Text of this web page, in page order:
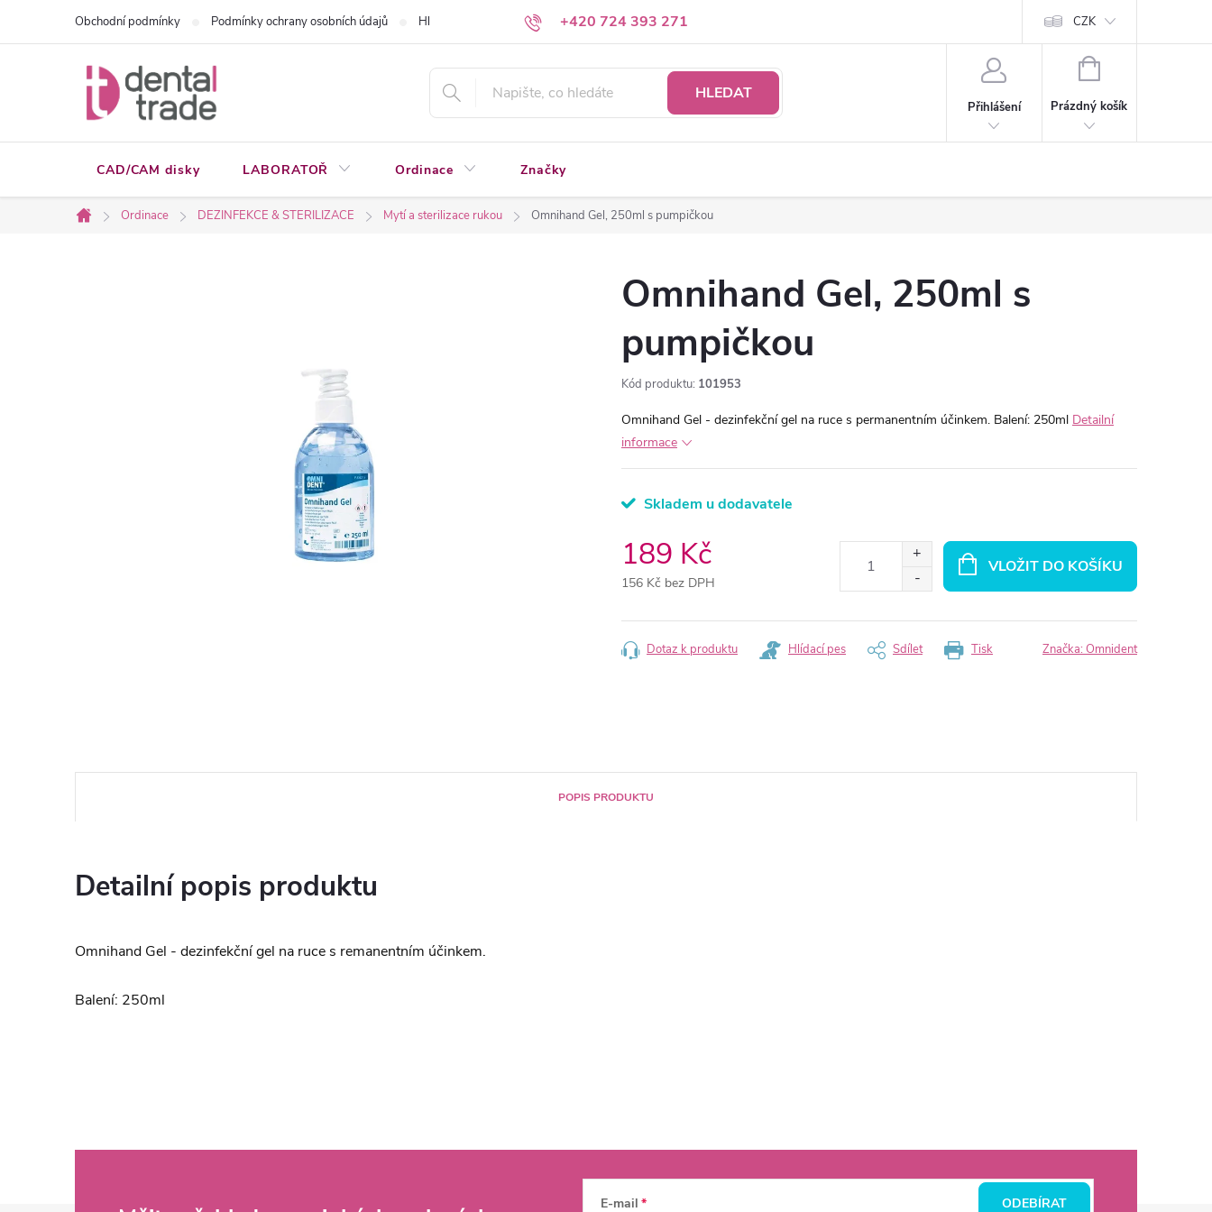
+420 724 393 271
Obchodní podmínky Podmínky ochrany osobních údajů Hledáte a nenacházíte? Napište nám CZK
HLEDAT
Přihlášení
NÁKUPNÍ
Prázdný košík
CAD/CAM disky LABORATOŘ Ordinace Značky
Domů
Ordinace DEZINFEKCE & STERILIZACE Mytí a sterilizace rukou Omnihand Gel, 250ml s pumpičkou
Omnihand Gel, 250ml s
pumpičkou
Kód produktu: 101953
Omnihand Gel - dezinfekční gel na ruce s permanentním účinkem. Balení: 250ml Detailní
informace
Skladem u dodavatele
189 Kč
156 Kč bez DPH
cena:
VLOŽIT DO KOŠÍKU
Tisk
Dotaz k produktu Hlídací pes Sdílet Značka: Omnident
POPIS PRODUKTU
Detailní popis produktu
Omnihand Gel - dezinfekční gel na ruce s remanentním účinkem.
Balení: 250ml
E-mail ODEBÍRAT